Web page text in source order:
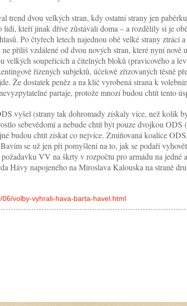
trend dvou velkých stran, kdy ostatní strany jen
kteří jinak dříve zůstávali doma – a rozdělily si je
Po čtyřech letech najednou obě velké strany ztrácí
příliš vzdálené od dvou nových stran, které nyní nově
velkých soupeřících a čitelných bloků (pravicového a
řízených subjektů, účelově zřizovaných těsně
Že dostatek peněz a na klíč vyrobená strana k
partaje, protože mnozí budou chtít tento
vyšel (strany tak dohromady získaly více, než kolik
sebevědomí a nebude chtít být pouze dvojkou ODS
budou chtít získat co nejvíce. Zmiňovaná koalice
se už jen při pomyšlení na to, jak se podaří
VV na škrty v rozpočtu pro armádu na jedné
Hávy napojeného na Miroslava Kalouska na straně
volby-vyhrali-hava-barta-havel.html